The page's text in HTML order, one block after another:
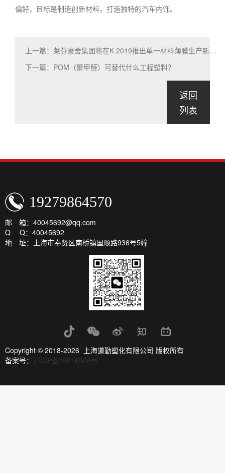
偏好，目标是制造创新材料，打造独特的汽车内饰。
上一篇：莱芬豪舍集团将在K 2019推出单一材料薄膜生产新技术
下一篇：POM（聚甲醛）可替代什么工程塑料？
返回
列表
19279864570
邮 箱：40045692@qq.com
Q Q：40045692
地 址：上海市奉贤区南桥镇国顺路936号5幢
Copyright © 2018-2026 上海道勤塑化有限公司 版权所有
备案号： 沪ICP备19016906号